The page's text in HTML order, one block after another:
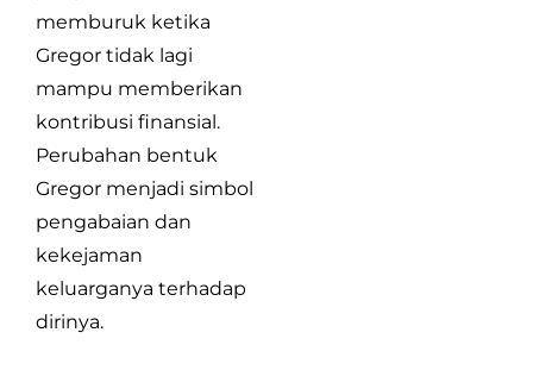
memburuk ketika
Gregor tidak lagi
mampu memberikan
kontribusi finansial.
Perubahan bentuk
Gregor menjadi simbol
pengabaian dan
kekejaman
keluarganya terhadap
dirinya.